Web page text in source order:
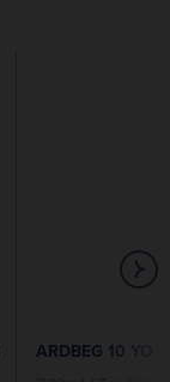
ARDBEG 10 YO